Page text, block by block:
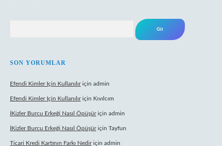
SON YORUMLAR
Efendi Kimler Için Kullanılıriçin admin
Efendi Kimler Için Kullanılıriçin Kıvılcım
İKizler Burcu Erkeği Nasıl Öpüşüriçin admin
İKizler Burcu Erkeği Nasıl Öpüşüriçin Tayfun
Ticari Kredi Kartının Farkı Nediriçin admin